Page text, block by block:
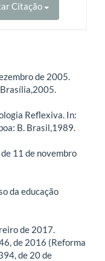
Citação
de 2005.
Reflexiva. In:
B. Brasil,1989.
11 de novembro
da educação
de 2017.
de 2016 (Reforma
de 20 de